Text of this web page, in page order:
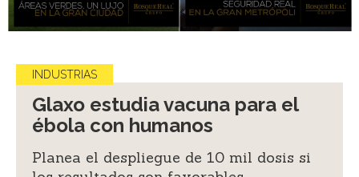
INDUSTRIAS
Glaxo estudia vacuna para el
ébola con humanos
Planea el despliegue de 10 mil dosis si